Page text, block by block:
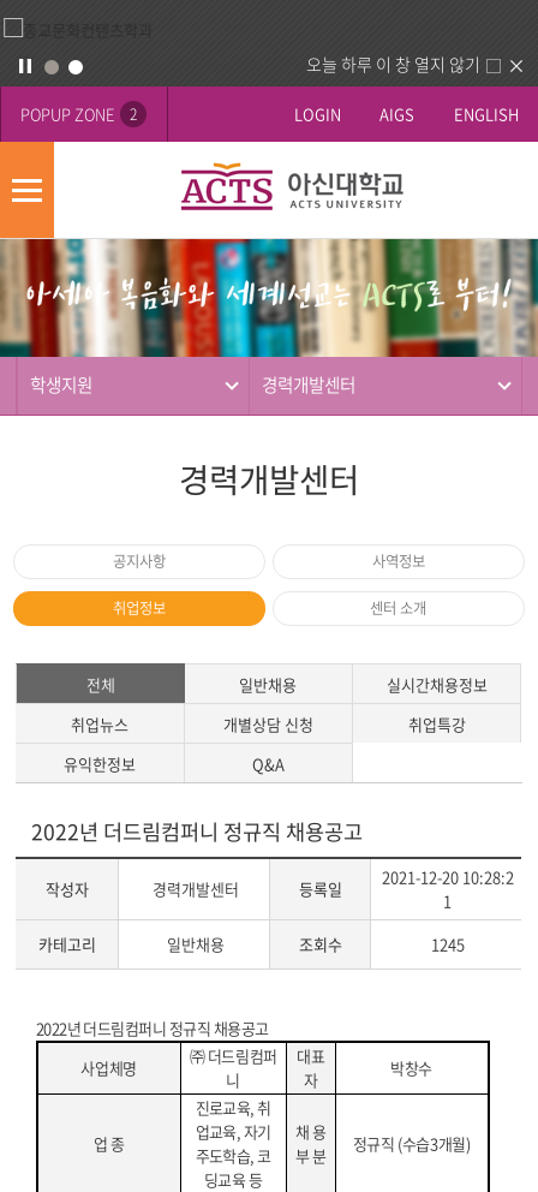
오늘 하루 이 창 열지 않기
POPUP ZONE 2 LOGIN AIGS ENGLISH
모
메
뉴
역
학생지원 경력개발센터
경력개발센터
공지사항 사역정보
취업정보 센터 소개
전체 일반채용
실시간채용정보
취업뉴스
개별상담 신청
취업특강
유익한정보
Q&A
2022년 더드림컴퍼니 정규직 채용공고
작성자 경력개발센터 등록일
2021-12-20 10:28:2
1
카테고리
일반채용 조회수 1245
게
본
2022년 더드림컴퍼니 정규직 채용공고
사업체명
㈜더드림컴퍼
니
대표
자
박창수
업 종
진로교육,취
업교육, 자기
주도학습, 코
딩교육 등
채 용
부 분
정규직 (수습3개월)